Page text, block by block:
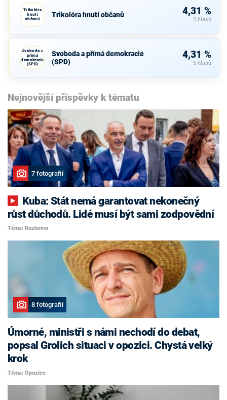
Trikolóra
hnutí
občanů
Trikolóra hnutí občanů 4,31 %
5 hlasů
Svoboda a
přímá
demokracie
(SPD)
Svoboda a přímá demokracie
(SPD)
4,31 %
5 hlasů
Nejnovější příspěvky k tématu
7 fotografií
růst důchodů. Lidé musí být sami zodpovědní
Téma: Rozhovor
8 fotografií
Úmorné, ministři s námi nechodí do debat,
popsal Grolich situaci v opozici. Chystá velký
krok
Téma: Opozice